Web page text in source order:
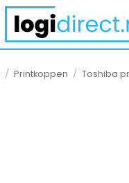
/ Printkoppen / Toshiba